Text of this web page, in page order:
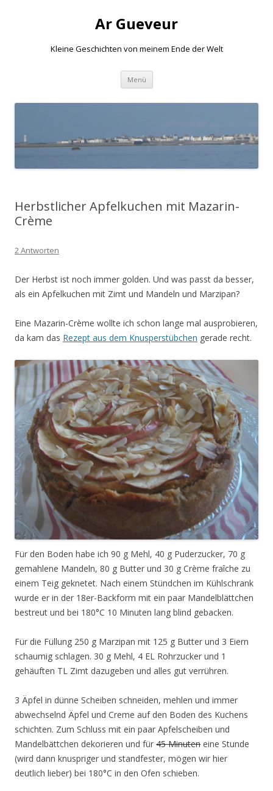
Ar Gueveur
Kleine Geschichten von meinem Ende der Welt
Menü Springe
Inhalt
Herbstlicher Apfelkuchen mit Mazarin-
Crème
2 Antworten
Der Herbst ist noch immer golden. Und was passt da besser,
als ein Apfelkuchen mit Zimt und Mandeln und Marzipan?
Eine Mazarin-Crème wollte ich schon lange mal ausprobieren,
da kam das Rezept aus dem Knusperstübchen gerade recht.
Für den Boden habe ich 90 g Mehl, 40 g Puderzucker, 70 g
gemahlene Mandeln, 80 g Butter und 30 g Crème fraîche zu
einem Teig geknetet. Nach einem Stündchen im Kühlschrank
wurde er in der 18er-Backform mit ein paar Mandelblättchen
bestreut und bei 180°C 10 Minuten lang blind gebacken.
Für die Füllung 250 g Marzipan mit 125 g Butter und 3 Eiern
schaumig schlagen. 30 g Mehl, 4 EL Rohrzucker und 1
gehäuften TL Zimt dazugeben und alles gut verrühren.
3 Äpfel in dünne Scheiben schneiden, mehlen und immer
abwechselnd Äpfel und Creme auf den Boden des Kuchens
schichten. Zum Schluss mit ein paar Apfelscheiben und
Mandelbättchen dekorieren und für 45 Minuten eine Stunde
(wird dann knuspriger und standfester, mögen wir hier
deutlich lieber) bei 180°C in den Ofen schieben.